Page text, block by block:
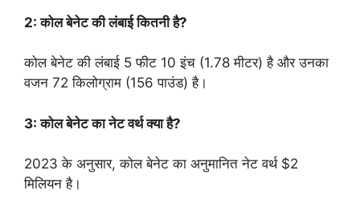
2: कोल बेनेट की लंबाई कितनी है?
कोल बेनेट की लंबाई 5 फीट 10 इंच (1.78 मीटर) है और उनका
वजन 72 किलोग्राम (156 पाउंड) है।
3: कोल बेनेट का नेट वर्थ क्या है?
2023 के अनुसार, कोल बेनेट का अनुमानित नेट वर्थ $2
मिलियन है।